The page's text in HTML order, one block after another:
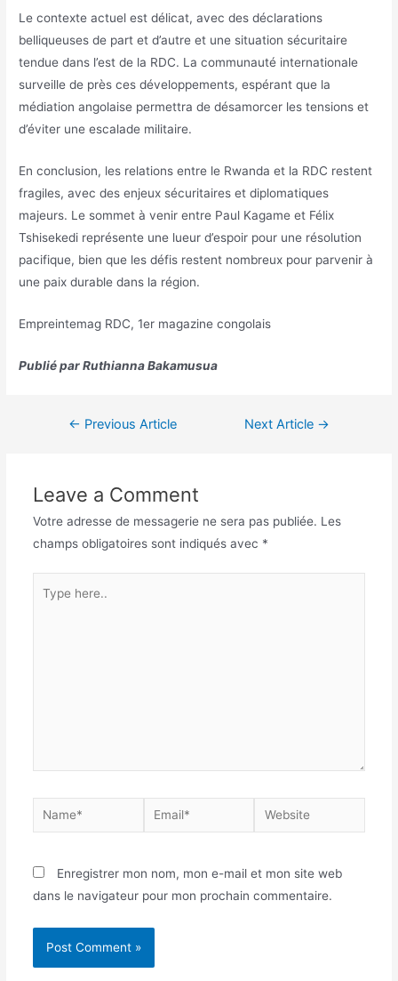
Le contexte actuel est délicat, avec des déclarations
belliqueuses de part et d’autre et une situation sécuritaire
tendue dans l’est de la RDC. La communauté internationale
surveille de près ces développements, espérant que la
médiation angolaise permettra de désamorcer les tensions et
d’éviter une escalade militaire.
En conclusion, les relations entre le Rwanda et la RDC restent
fragiles, avec des enjeux sécuritaires et diplomatiques
majeurs. Le sommet à venir entre Paul Kagame et Félix
Tshisekedi représente une lueur d’espoir pour une résolution
pacifique, bien que les défis restent nombreux pour parvenir à
une paix durable dans la région.
Empreintemag RDC, 1er magazine congolais
Publié par Ruthianna Bakamusua
← Previous Article Next Article →
Leave a Comment
Votre adresse de messagerie ne sera pas publiée. Les
champs obligatoires sont indiqués avec *
Enregistrer mon nom, mon e-mail et mon site web
dans le navigateur pour mon prochain commentaire.